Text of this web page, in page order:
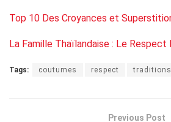
Top 10 Des Croyances et
La Famille Thaïlandaise : Le Respect
Tags: coutumes respect traditions
Previous Post